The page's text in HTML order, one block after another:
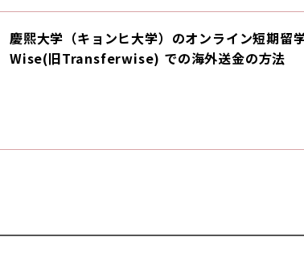
慶熙大学（キョンヒ大学）のオンライン短期
Wise(旧Transferwise) での海外送金の方法